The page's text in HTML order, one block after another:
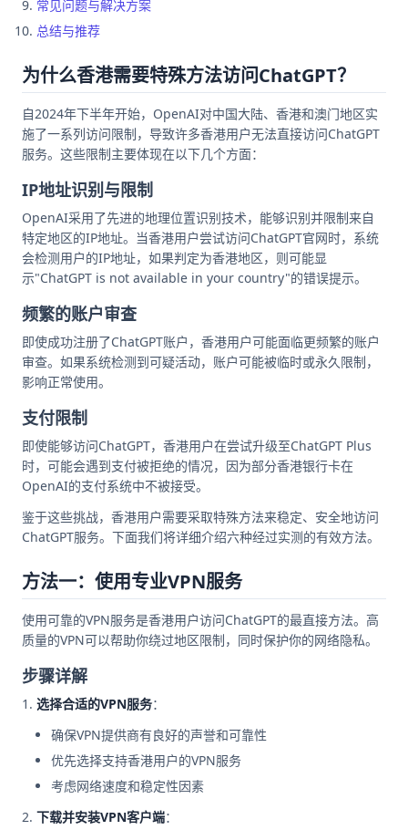
常见问题与解决方案
总结与推荐
为什么香港需要特殊方法访问ChatGPT？
自2024年下半年开始，OpenAI对中国大陆、香港和澳门地区实
施了一系列访问限制，导致许多香港用户无法直接访问ChatGPT
服务。这些限制主要体现在以下几个方面：
IP地址识别与限制
OpenAI采用了先进的地理位置识别技术，能够识别并限制来自
特定地区的IP地址。当香港用户尝试访问ChatGPT官网时，系统
会检测用户的IP地址，如果判定为香港地区，则可能显
示"ChatGPT is not available in your country"的错误提示。
频繁的账户审查
即使成功注册了ChatGPT账户，香港用户可能面临更频繁的账户
审查。如果系统检测到可疑活动，账户可能被临时或永久限制，
影响正常使用。
支付限制
即使能够访问ChatGPT，香港用户在尝试升级至ChatGPT Plus
时，可能会遇到支付被拒绝的情况，因为部分香港银行卡在
OpenAI的支付系统中不被接受。
鉴于这些挑战，香港用户需要采取特殊方法来稳定、安全地访问
ChatGPT服务。下面我们将详细介绍六种经过实测的有效方法。
方法一：使用专业VPN服务
使用可靠的VPN服务是香港用户访问ChatGPT的最直接方法。高
质量的VPN可以帮助你绕过地区限制，同时保护你的网络隐私。
步骤详解
选择合适的VPN服务：
确保VPN提供商有良好的声誉和可靠性
优先选择支持香港用户的VPN服务
考虑网络速度和稳定性因素
下载并安装VPN客户端：